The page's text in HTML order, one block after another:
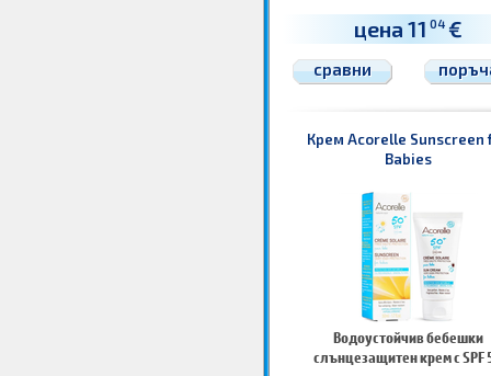
цена 11 04 €
сравни
Крем Acorelle Sunscreen
Babies
Водоустойчив бебешки
слънцезащитен крем с SPF